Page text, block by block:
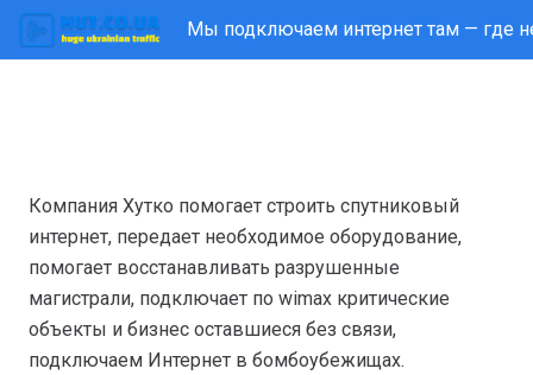
Мы подключаем интернет там — где
Компания Хутко помогает строить спутниковый
интернет, передает необходимое оборудование,
помогает восстанавливать разрушенные
магистрали, подключает по wimax критические
объекты и бизнес оставшиеся без связи,
подключаем Интернет в бомбоубежищах.